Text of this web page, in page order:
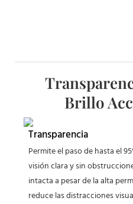
Brillo
Transparencia
Permite el paso de hasta el
visión clara y sin
intacta a pesar de la alta
reduce las distracciones